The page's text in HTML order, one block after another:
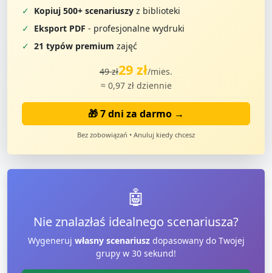
✓ Kopiuj 500+ scenariuszy z biblioteki
✓ Eksport PDF - profesjonalne wydruki
✓ 21 typów premium zajęć
49 zł29 zł/mies.
≈ 0,97 zł dziennie
🎁 7 dni za darmo →
Bez zobowiązań • Anuluj kiedy chcesz
🤖
Nie znalazłaś idealnego scenariusza?
Wygeneruj własny scenariuszdopasowany do Twojej
grupy w 30 sekund!